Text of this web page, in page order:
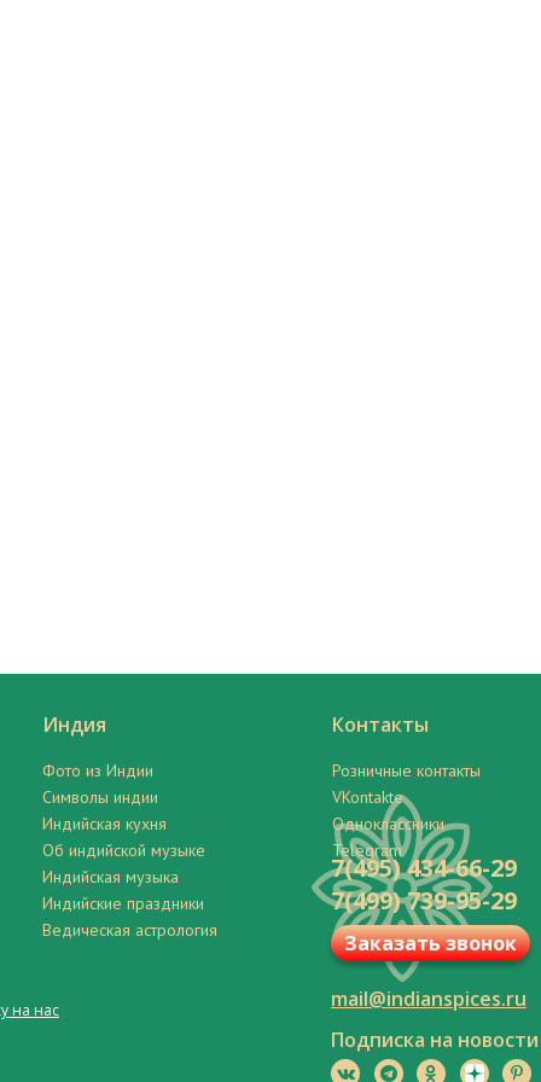
Индия
Фото из Индии
Символы индии
Индийская кухня
Об индийской музыке
Индийская музыка
Индийские праздники
Ведическая астрология
Контакты
Розничные контакты
VKontakte
Одноклассники
Telegram
на нас
7(495) 434-66-29
7(499) 739-95-29
Заказать звонок
mail@indianspices.ru
Подписка на новости